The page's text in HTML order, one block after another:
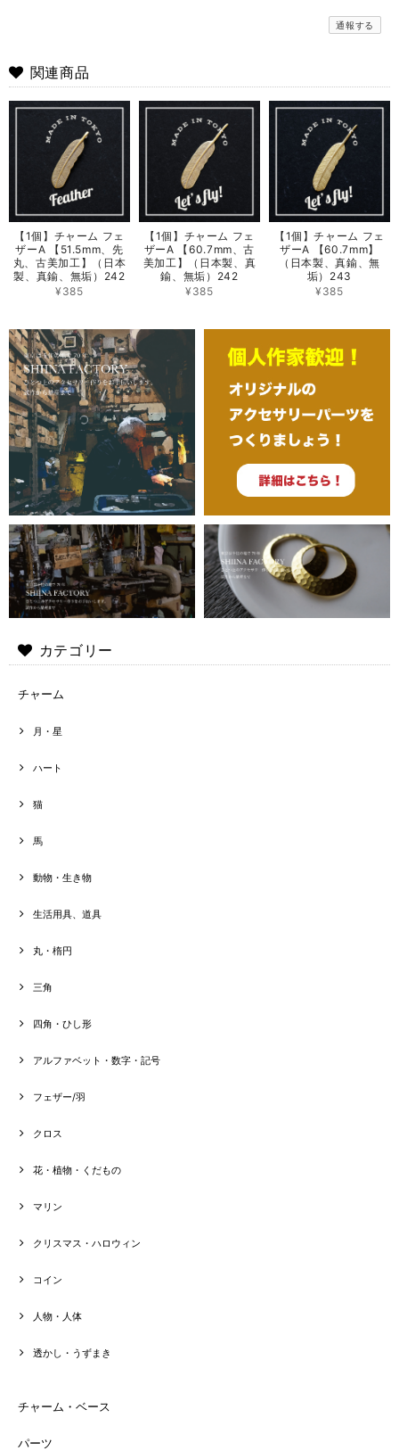
通報する
関連商品
【1個】チャーム フェ
ザーA 【51.5mm、先
丸、古美加工】（日本
製、真鍮、無垢）242
¥385
【1個】チャーム フェ
ザーA 【60.7mm、古
美加工】（日本製、真
鍮、無垢）242
¥385
【1個】チャーム フェ
ザーA 【60.7mm】
（日本製、真鍮、無
垢）243
¥385
カテゴリー
チャーム
月・星
ハート
猫
馬
動物・生き物
生活用具、道具
丸・楕円
三角
四角・ひし形
アルファベット・数字・記号
フェザー/羽
クロス
花・植物・くだもの
マリン
クリスマス・ハロウィン
コイン
人物・人体
透かし・うずまき
チャーム・ベース
パーツ